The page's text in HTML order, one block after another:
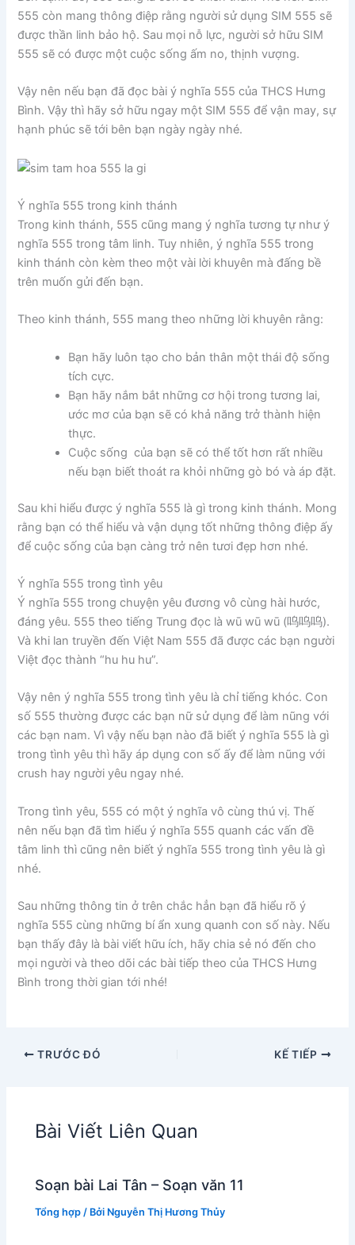
555 còn mang thông điệp rằng người sử dụng SIM 555 sẽ
được thần linh bảo hộ. Sau mọi nỗ lực, người sở hữu SIM
555 sẽ có được một cuộc sống ấm no, thịnh vượng.
Vậy nên nếu bạn đã đọc bài ý nghĩa 555 của THCS Hưng
Bình. Vậy thì hãy sở hữu ngay một SIM 555 để vận may, sự
hạnh phúc sẽ tới bên bạn ngày ngày nhé.
Ý nghĩa 555 trong kinh thánh
Trong kinh thánh, 555 cũng mang ý nghĩa tương tự như ý
nghĩa 555 trong tâm linh. Tuy nhiên, ý nghĩa 555 trong
kinh thánh còn kèm theo một vài lời khuyên mà đấng bề
trên muốn gửi đến bạn.
Theo kinh thánh, 555 mang theo những lời khuyên rằng:
Bạn hãy luôn tạo cho bản thân một thái độ sống
tích cực.
Bạn hãy nắm bắt những cơ hội trong tương lai,
ước mơ của bạn sẽ có khả năng trở thành hiện
thực.
Cuộc sống của bạn sẽ có thể tốt hơn rất nhiều
nếu bạn biết thoát ra khỏi những gò bó và áp đặt.
Sau khi hiểu được ý nghĩa 555 là gì trong kinh thánh. Mong
rằng bạn có thể hiểu và vận dụng tốt những thông điệp ấy
để cuộc sống của bạn càng trở nên tươi đẹp hơn nhé.
Ý nghĩa 555 trong tình yêu
Ý nghĩa 555 trong chuyện yêu đương vô cùng hài hước,
đáng yêu. 555 theo tiếng Trung đọc là wū wū wū (呜呜呜).
Và khi lan truyền đến Việt Nam 555 đã được các bạn người
Việt đọc thành “hu hu hu”.
Vậy nên ý nghĩa 555 trong tình yêu là chỉ tiếng khóc. Con
số 555 thường được các bạn nữ sử dụng để làm nũng với
các bạn nam. Vì vậy nếu bạn nào đã biết ý nghĩa 555 là gì
trong tình yêu thì hãy áp dụng con số ấy để làm nũng với
crush hay người yêu ngay nhé.
Trong tình yêu, 555 có một ý nghĩa vô cùng thú vị. Thế
nên nếu bạn đã tìm hiểu ý nghĩa 555 quanh các vấn đề
tâm linh thì cũng nên biết ý nghĩa 555 trong tình yêu là gì
nhé.
Sau những thông tin ở trên chắc hẳn bạn đã hiểu rõ ý
nghĩa 555 cùng những bí ẩn xung quanh con số này. Nếu
bạn thấy đây là bài viết hữu ích, hãy chia sẻ nó đến cho
mọi người và theo dõi các bài tiếp theo của THCS Hưng
Bình trong thời gian tới nhé!
TRƯỚC ĐÓ KẾ TIẾP
Bài Viết Liên Quan
Soạn bài Lai Tân – Soạn văn 11
Tổng hợp / Bởi Nguyễn Thị Hương Thủy